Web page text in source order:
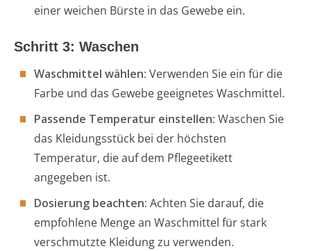
einer weichen Bürste in das Gewebe ein.
Schritt 3: Waschen
Waschmittel wählen: Verwenden Sie ein für die
Farbe und das Gewebe geeignetes Waschmittel.
Passende Temperatur einstellen: Waschen Sie
das Kleidungsstück bei der höchsten
Temperatur, die auf dem Pflegeetikett
angegeben ist.
Dosierung beachten: Achten Sie darauf, die
empfohlene Menge an Waschmittel für stark
verschmutzte Kleidung zu verwenden.